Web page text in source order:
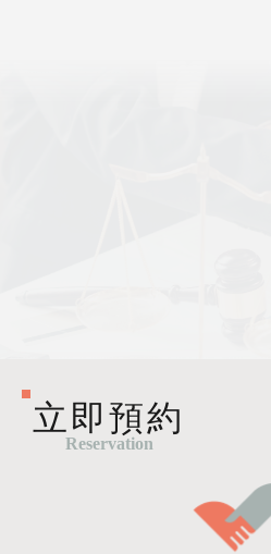
立即預約
Reservation